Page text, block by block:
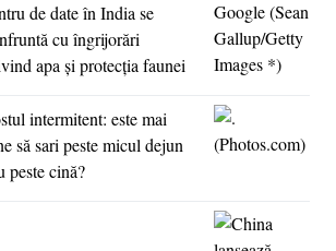
de date în India se
cu îngrijorări
apa şi protecţia faunei
intermitent: este mai
să sari peste micul dejun
peste cină?